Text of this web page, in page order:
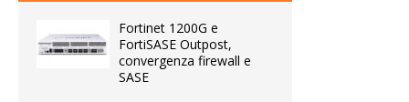
Fortinet 1200G e
FortiSASE Outpost,
convergenza firewall e
SASE